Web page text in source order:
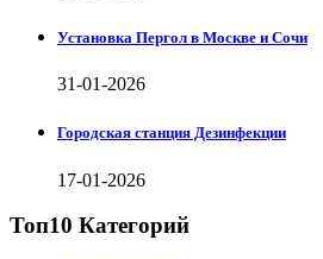
Установка Пергол в Москве и Сочи
31-01-2026
Городская станция Дезинфекции
17-01-2026
Топ10 Категорий